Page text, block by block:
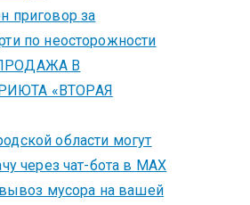
приговор за
по неосторожности
В
«ВТОРАЯ
области могут
через чат-бота в MAX
вывоз мусора на вашей